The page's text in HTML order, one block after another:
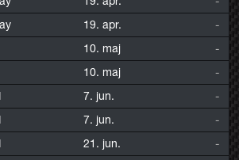
19. apr.
-
10. maj
-
10. maj
-
7. jun.
-
7. jun.
-
21. jun.
-